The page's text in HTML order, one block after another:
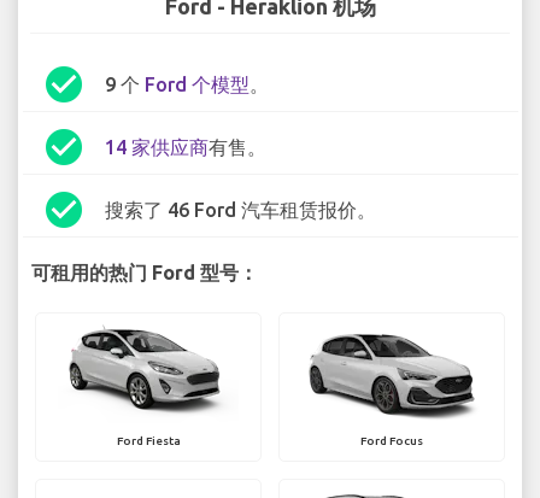
Ford - Heraklion 机场
check_circle 9 个 Ford 个模型。
check_circle 14 家供应商有售。
check_circle 搜索了 46 Ford 汽车租赁报价。
可租用的热门 Ford 型号：
Ford Fiesta Ford Focus